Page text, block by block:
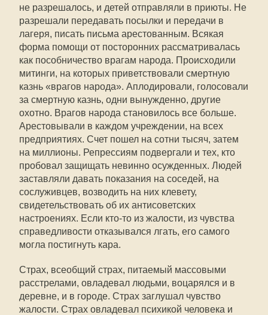
не разрешалось, и детей отправляли в приюты. Не
разрешали передавать посылки и передачи в
лагеря, писать письма арестованным. Всякая
форма помощи от посторонних рассматривалась
как пособничество врагам народа. Происходили
митинги, на которых приветствовали смертную
казнь «врагов народа». Аплодировали, голосовали
за смертную казнь, одни вынужденно, другие
охотно. Врагов народа становилось все больше.
Арестовывали в каждом учреждении, на всех
предприятиях. Счет пошел на сотни тысяч, затем
на миллионы. Репрессиям подвергали и тех, кто
пробовал защищать невинно осужденных. Людей
заставляли давать показания на соседей, на
сослуживцев, возводить на них клевету,
свидетельствовать об их антисоветских
настроениях. Если кто-то из жалости, из чувства
справедливости отказывался лгать, его самого
могла постигнуть кара.
Страх, всеобщий страх, питаемый массовыми
расстрелами, овладевал людьми, воцарялся и в
деревне, и в городе. Страх заглушал чувство
жалости. Страх овладевал психикой человека и